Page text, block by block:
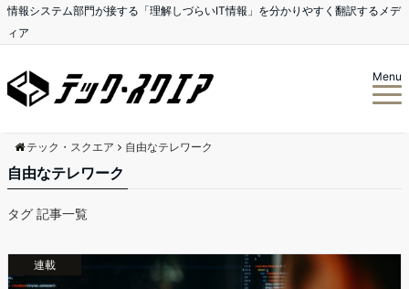
情報システム部門が接する「理解しづらいIT情報」を分かりやすく翻訳するメデ
ィア
Menu
テック・スクエア 自由なテレワーク
自由なテレワーク
タグ 記事一覧
連載